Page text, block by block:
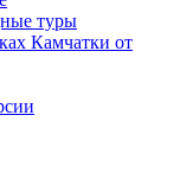
туры
Камчатки от